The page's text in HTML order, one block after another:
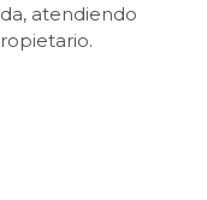
atendiendo